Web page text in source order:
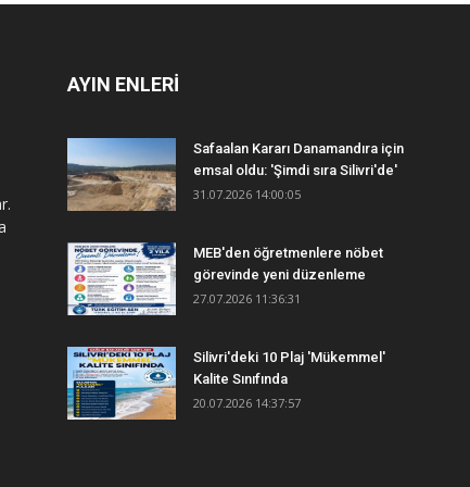
AYIN ENLERİ
Safaalan Kararı Danamandıra için
emsal oldu: 'Şimdi sıra Silivri'de'
31.07.2026 14:00:05
MEB'den öğretmenlere nöbet
görevinde yeni düzenleme
27.07.2026 11:36:31
Silivri'deki 10 Plaj 'Mükemmel'
Kalite Sınıfında
20.07.2026 14:37:57